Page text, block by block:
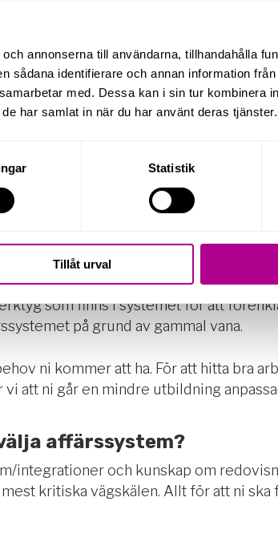
annonserna till användarna, tillhandahålla
sådana identifierare och annan information
med. Dessa kan i sin tur kombinera
har samlat in när du har använt deras tjänster.
Statistik
Tillåt urval
vill förbättra sina rutiner. Det är bra
stort argument för att byta
känner att något i deras arbetssätt
med den partner som ska
Om ni ska börja arbeta i ett
att börja arbeta i ett nytt
är det viktigt att du åsidosätter tid
som finns i systemet för att
på grund av gammal vana.
ni kommer att ha. För att hitta bra
att ni går en mindre utbildning
affärssystem?
integrationer och kunskap om
mest kritiskavägskälen. Alltför att ni ska